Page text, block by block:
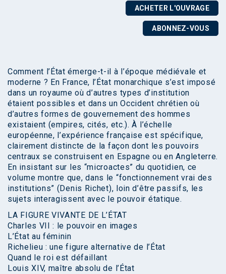
ACHETER L'OUVRAGE
ABONNEZ-VOUS
Comment l’État émerge-t-il à l’époque médiévale et
moderne ? En France, l’État monarchique s’est imposé
dans un royaume où d’autres types d’institution
étaient possibles et dans un Occident chrétien où
d’autres formes de gouvernement des hommes
existaient (empires, cités, etc.). À l’échelle
européenne, l’expérience française est spécifique,
clairement distincte de la façon dont les pouvoirs
centraux se construisent en Espagne ou en Angleterre.
En insistant sur les “microactes” du quotidien, ce
volume montre que, dans le “fonctionnement vrai des
institutions” (Denis Richet), loin d’être passifs, les
sujets interagissent avec le pouvoir étatique.
LA FIGURE VIVANTE DE L’ÉTAT
Charles VII : le pouvoir en images
L’État au féminin
Richelieu : une figure alternative de l’État
Quand le roi est défaillant
Louis XIV, maître absolu de l’État